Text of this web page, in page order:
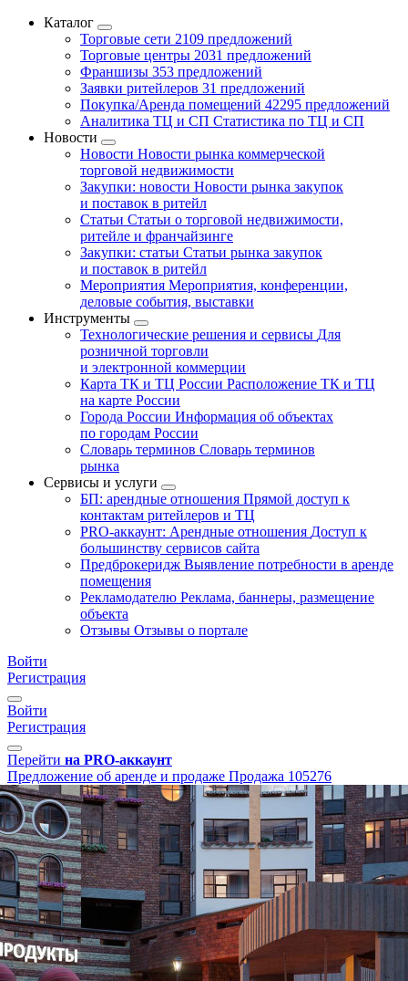
Каталог
Торговые сети 2109 предложений
Торговые центры 2031 предложений
Франшизы 353 предложений
Заявки ритейлеров 31 предложений
Покупка/Аренда помещений 42295 предложений
Аналитика ТЦ и СП Статистика по ТЦ и СП
Новости
Новости Новости рынка коммерческой
торговой недвижимости
Закупки: новости Новости рынка закупок
и поставок в ритейл
Статьи Статьи о торговой недвижимости,
ритейле и франчайзинге
Закупки: статьи Статьи рынка закупок
и поставок в ритейл
Мероприятия Мероприятия, конференции,
деловые события, выставки
Инструменты
Технологические решения и сервисы Для
розничной торговли
и электронной коммерции
Карта ТК и ТЦ России Расположение ТК и ТЦ
на карте России
Города России Информация об объектах
по городам России
Словарь терминов Словарь терминов
рынка
Сервисы и услуги
БП: арендные отношения Прямой доступ к
контактам ритейлеров и ТЦ
PRO-аккаунт: Арендные отношения Доступ к
большинству сервисов сайта
Предброкеридж Выявление потребности в аренде
помещения
Рекламодателю Реклама, баннеры, размещение
объекта
Отзывы Отзывы о портале
Войти
Регистрация
Войти
Регистрация
Перейти на PRO-аккаунт
Предложение об аренде и продаже Продажа 105276